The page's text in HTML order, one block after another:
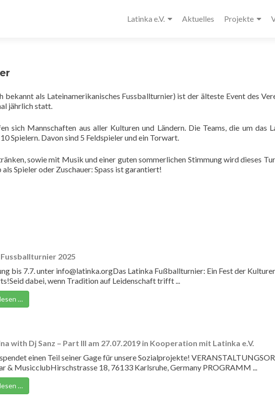
Latinka e.V. Aktuelles Projekte
bekannt als Lateinamerikanisches Fussballturnier) ist der älteste Event des
jährlich statt.
sich Mannschaften aus aller Kulturen und Ländern. Die Teams, die um das
Spielern. Davon sind 5 Feldspieler und ein Torwart.
sowie mit Musik und einer guten sommerlichen Stimmung wird dieses
Spieler oder Zuschauer: Spass ist garantiert!
2025
bis 7.7. unter info@latinka.orgDas Latinka Fußballturnier: Ein Fest der
dabei, wenn Tradition auf Leidenschaft trifft ...
…
with Dj Sanz – Part III am 27.07.2019 in Kooperation mit Latinka e.V.
einen Teil seiner Gage für unsere Sozialprojekte!
& MusicclubHirschstrasse 18, 76133 Karlsruhe, Germany PROGRAMM ...
…